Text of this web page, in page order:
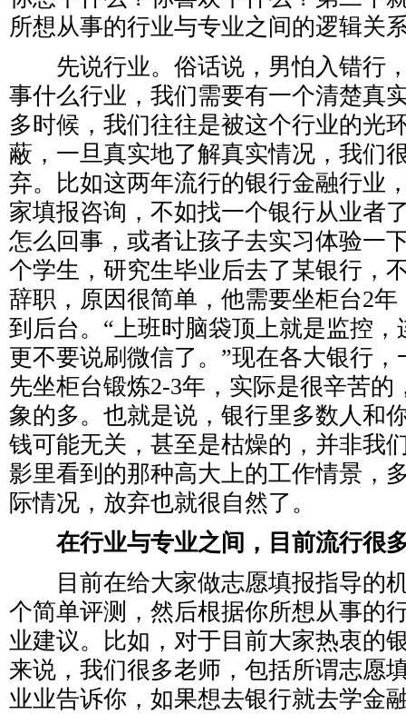
所想从事的行业与专业之间的逻辑关
先说行业。俗话说，男怕入错行
事什么行业，我们需要有一个清楚真
多时候，我们往往是被这个行业的光
蔽，一旦真实地了解真实情况，我们
弃。比如这两年流行的银行金融行业
家填报咨询，不如找一个银行从业者
怎么回事，或者让孩子去实习体验一
个学生，研究生毕业后去了某银行，
辞职，原因很简单，他需要坐柜台2
到后台。“上班时脑袋顶上就是监控
更不要说刷微信了。”现在各大银行
先坐柜台锻炼2-3年，实际是很辛苦的
象的多。也就是说，银行里多数人和
钱可能无关，甚至是枯燥的，并非我
影里看到的那种高大上的工作情景，
际情况，放弃也就很自然了。
在行业与专业之间，目前流行很
目前在给大家做志愿填报指导的
个简单评测，然后根据你所想从事的
业建议。比如，对于目前大家热衷的
来说，我们很多老师，包括所谓志愿
业业告诉你，如果想去银行就去学金